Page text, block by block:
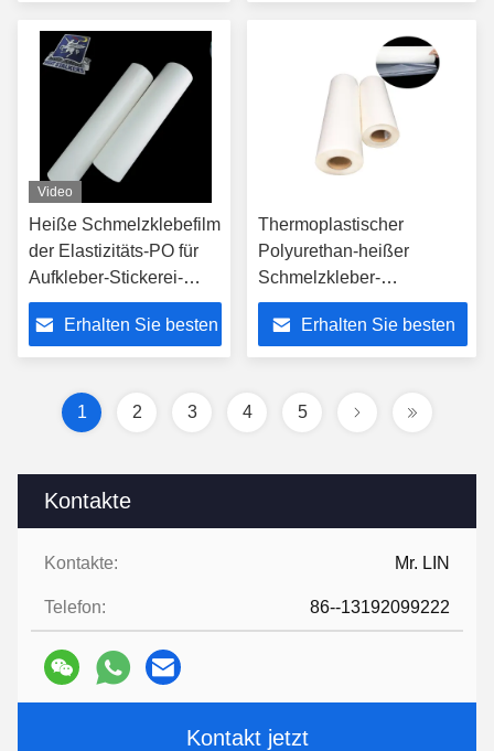
Kontakte
Kontakte: Mr. LIN
Telefon: 86--13192099222
Kontakt jetzt
Video
Heiße Schmelzklebefilm
der Elastizitäts-PO für
Aufkleber-Stickerei-
Ausweise
Erhalten Sie besten
Thermoplastischer
Polyurethan-heißer
Schmelzkleber-
Filmstreifen 0.06mm
0.08mm 100% PES
Zusammensetzung
Erhalten Sie besten
1 2 3 4 5